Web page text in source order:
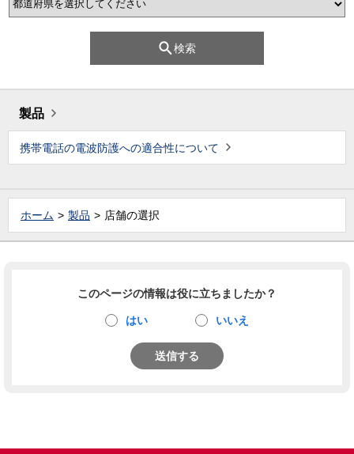
検索
製品
携帯電話の電波防護への適合性について
ホーム 製品 店舗の選択
このページの情報は役に立ちましたか？
はい いいえ
送信する